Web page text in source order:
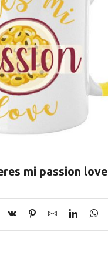
mi passion love